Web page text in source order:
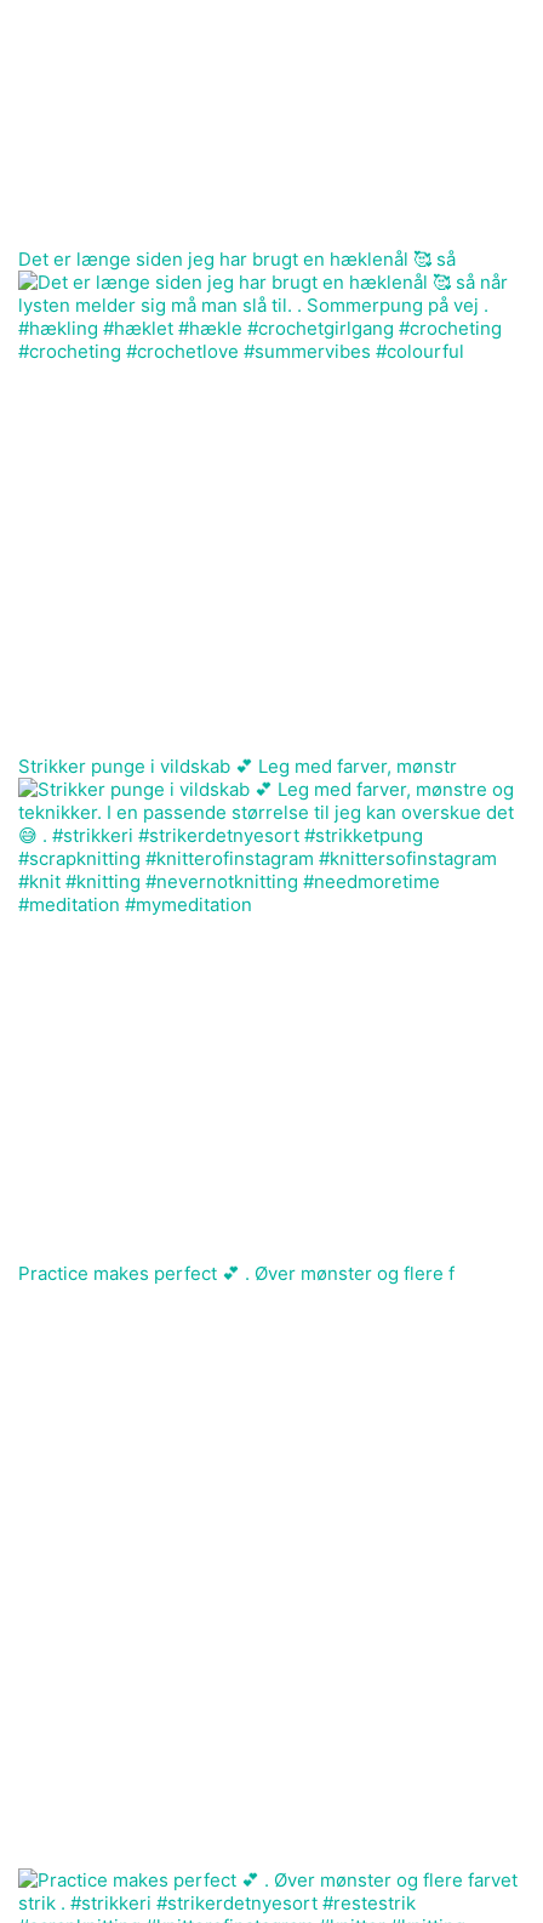
Det er længe siden jeg har brugt en hæklenål 🥰 så
Strikker punge i vildskab 💕 Leg med farver, mønstr
Practice makes perfect 💕 . Øver mønster og flere f